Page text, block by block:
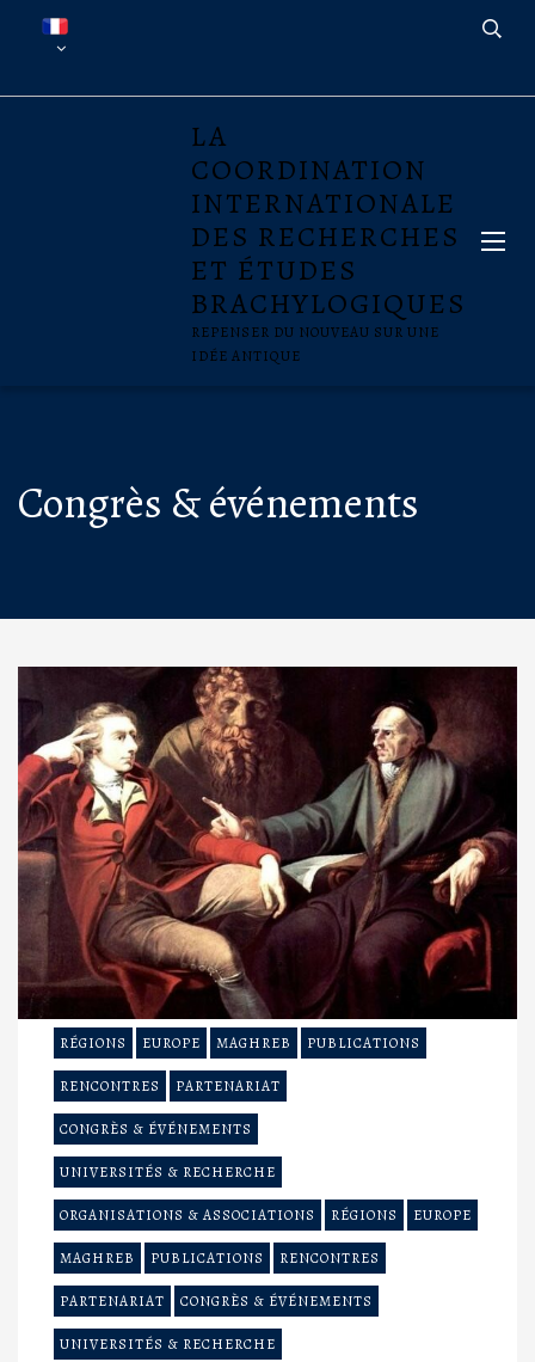
LA
COORDINATION
INTERNATIONALE
DES RECHERCHES
ET ÉTUDES
BRACHYLOGIQUES
REPENSER DU NOUVEAU SUR UNE
IDÉE ANTIQUE
Congrès & événements
RÉGIONS EUROPE MAGHREB PUBLICATIONS
RENCONTRES PARTENARIAT
CONGRÈS & ÉVÉNEMENTS
UNIVERSITÉS & RECHERCHE
ORGANISATIONS & ASSOCIATIONS RÉGIONS EUROPE
MAGHREB PUBLICATIONS RENCONTRES
PARTENARIAT CONGRÈS & ÉVÉNEMENTS
UNIVERSITÉS & RECHERCHE